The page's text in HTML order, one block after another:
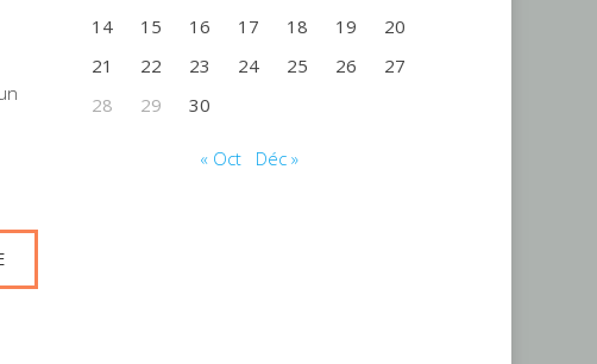
14
15 16 17 18 19
20
21
22 23 24 25 26
27
28
29 30
« Oct Déc »